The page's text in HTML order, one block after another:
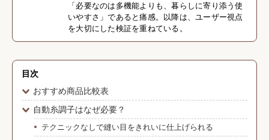
「必要なのは多機能よりも、暮らしに寄り添う使
いやすさ」であると痛感。以降は、ユーザー視点
を大切にした検証を重ねている。
目次
おすすめ商品比較表
自動糸調子はなぜ必要？
テクニックなしで縫い目をきれいに仕上げられる